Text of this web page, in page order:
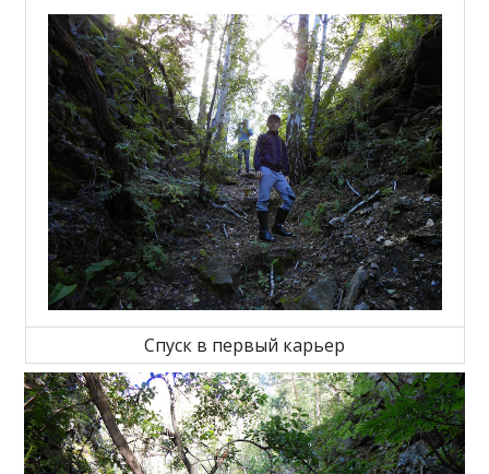
Спуск в первый карьер